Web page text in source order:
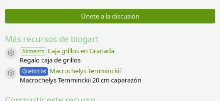
:
0
s
Únete a la discusión
Más recursos de blogart
Icono del recurso
Alimento Caja grillos en Granada
Regalo caja de grillos
Icono del recurso
Quelonios Macrochelys Temminckii
Macrochelys Temminckii 20 cm caparazón